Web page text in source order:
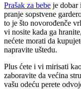
Prašak za bebe je dobar
pranje sopstvene
to je što novorođenče
vi nosite kada ga
nećete morati da
napravite uštedu.
Plus ćete i vi mirisati
zaboravite da većina
vašu odeću perete